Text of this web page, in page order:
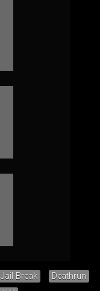
Jail Break
Deathrun